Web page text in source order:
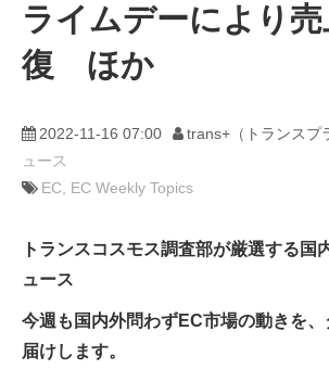
ライムデーにより売
復 ほか
2022-11-16 07:00 trans+（トランスプ
ュース
EC EC Weekly Topics
トランスコスモス調査部が厳選する国
ュース
今週も国内外問わずEC市場の動きを
届けします。